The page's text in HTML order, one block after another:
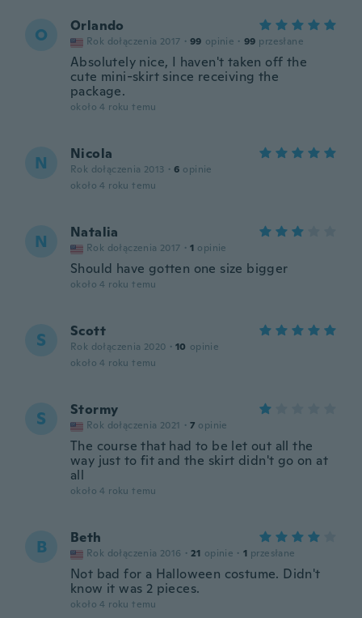
O Orlando
Rok dołączenia 2017 · 99 opinie · 99 przesłane
Absolutely nice, I haven't taken off the
cute mini-skirt since receiving the
package.
około 4 roku temu
N Nicola
Rok dołączenia 2013 · 6 opinie
około 4 roku temu
N Natalia
Rok dołączenia 2017 · 1 opinie
Should have gotten one size bigger
około 4 roku temu
S Scott
Rok dołączenia 2020 · 10 opinie
około 4 roku temu
S Stormy
Rok dołączenia 2021 · 7 opinie
The course that had to be let out all the
way just to fit and the skirt didn't go on at
all
około 4 roku temu
B Beth
Rok dołączenia 2016 · 21 opinie · 1 przesłane
Not bad for a Halloween costume. Didn't
know it was 2 pieces.
około 4 roku temu